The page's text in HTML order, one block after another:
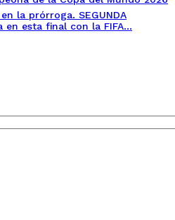
la prórroga. SEGUNDA
en esta final con la FIFA…